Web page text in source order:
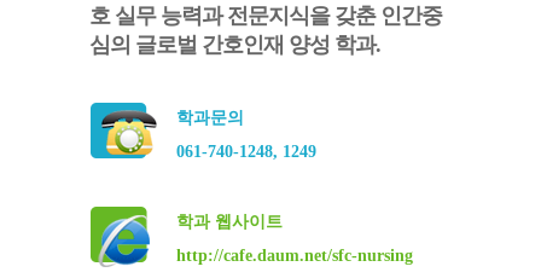
호 실무 능력과 전문지식을 갖춘 인간중
심의 글로벌 간호인재 양성 학과.
학과문의
061-740-1248, 1249
학과 웹사이트
http://cafe.daum.net/sfc-nursing